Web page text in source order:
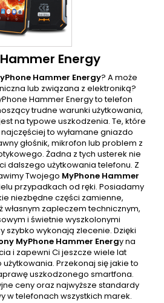
Energy
Hammer Energy? A może
lub związana z elektroniką?
Hammer Energy to telefon
trudne warunki użytkowania,
na typowe uszkodzenia. Te, które
to wyłamane gniazdo
głośnik, mikrofon lub problem z
Żadna z tych usterek nie
dalszego użytkowania telefonu. Z
Twojego MyPhone Hammer
przypadkach od ręki. Posiadamy
niezbędne części zamienne,
zapleczem technicznym,
i świetnie wyszkolonymi
szybko wykonają zlecenie. Dzięki
MyPhone Hammer Energy na
i zapewni Ci jeszcze wiele lat
Przekonaj się jakie to
uszkodzonego smartfona.
ceny oraz najwyższe standardy
w telefonach wszystkich marek.